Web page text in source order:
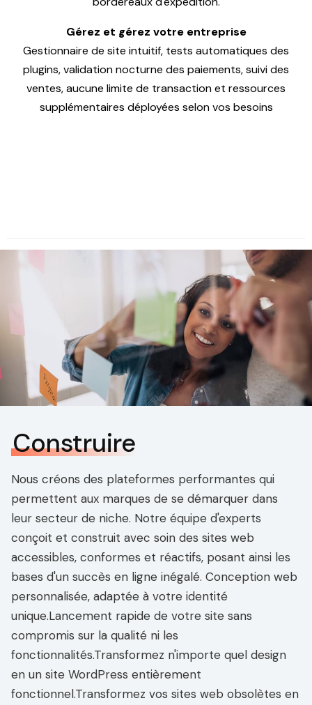
Gérez et gérez votre entreprise
Gestionnaire de site intuitif, tests automatiques des
plugins, validation nocturne des paiements, suivi des
ventes, aucune limite de transaction et ressources
supplémentaires déployées selon vos besoins
Construire
Nous créons des plateformes performantes qui
permettent aux marques de se démarquer dans
leur secteur de niche. Notre équipe d'experts
conçoit et construit avec soin des sites web
accessibles, conformes et réactifs, posant ainsi les
bases d'un succès en ligne inégalé. Conception web
personnalisée, adaptée à votre identité
unique.Lancement rapide de votre site sans
compromis sur la qualité ni les
fonctionnalités.Transformez n'importe quel design
en un site WordPress entièrement
fonctionnel.Transformez vos sites web obsolètes en